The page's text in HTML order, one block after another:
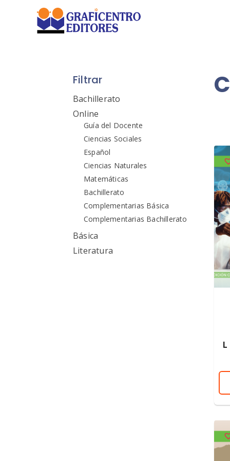
contenido
L
Filtrar
Bachillerato
Online
Guía del Docente
Ciencias Sociales
Español
Ciencias Naturales
Matemáticas
Bachillerato
Complementarias Básica
Complementarias Bachillerato
Básica
Literatura